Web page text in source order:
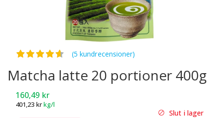
Betygsatt4.60av 5
(5 kundrecensioner)
Matcha latte 20 portioner 400g
160,49 kr
401,23 krkg/l
Slut i lager